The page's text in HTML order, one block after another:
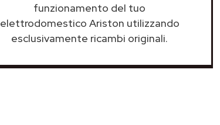
funzionamento del tuo
elettrodomestico Ariston utilizzando
esclusivamente ricambi originali.